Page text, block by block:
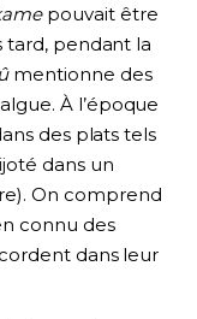
pouvait être
tard, pendant la
mentionne des
À l’époque
des plats tels
dans un
On comprend
connu des
dans leur